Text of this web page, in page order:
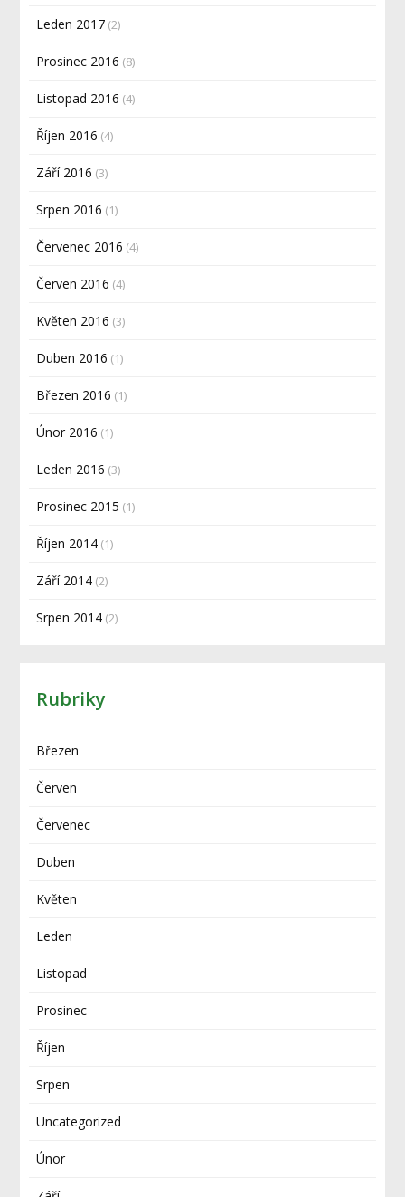
Leden 2017 (2)
Prosinec 2016 (8)
Listopad 2016 (4)
Říjen 2016 (4)
Září 2016 (3)
Srpen 2016 (1)
Červenec 2016 (4)
Červen 2016 (4)
Květen 2016 (3)
Duben 2016 (1)
Březen 2016 (1)
Únor 2016 (1)
Leden 2016 (3)
Prosinec 2015 (1)
Říjen 2014 (1)
Září 2014 (2)
Srpen 2014 (2)
Rubriky
Březen
Červen
Červenec
Duben
Květen
Leden
Listopad
Prosinec
Říjen
Srpen
Uncategorized
Únor